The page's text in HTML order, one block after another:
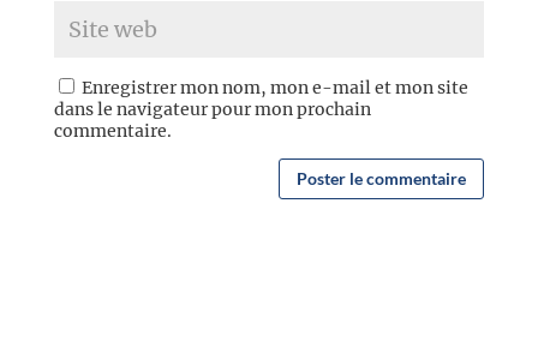
Enregistrer mon nom, mon e-mail et mon site
dans le navigateur pour mon prochain
commentaire.